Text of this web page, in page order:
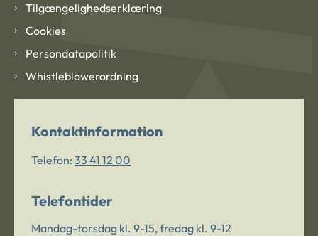
Tilgængelighedserklæring
Cookies
Persondatapolitik
Whistleblowerordning
Kontaktinformation
Telefon: 33 41 12 00
Telefontider
Mandag-torsdag kl. 9-15, fredag kl. 9-12